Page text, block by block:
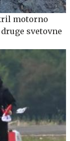
motorno
svetovne